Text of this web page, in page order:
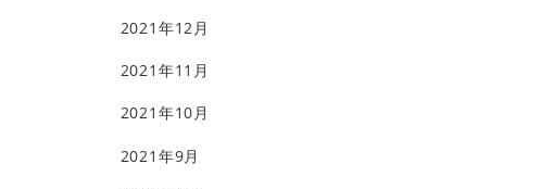
2021年12月
2021年11月
2021年10月
2021年9月